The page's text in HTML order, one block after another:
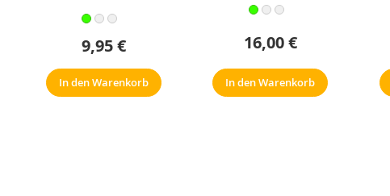
9,95 €
In den Warenkorb
16,00 €
In den Warenkorb